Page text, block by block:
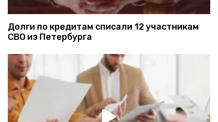
Долги по кредитам списали 12 участникам
СВО из Петербурга